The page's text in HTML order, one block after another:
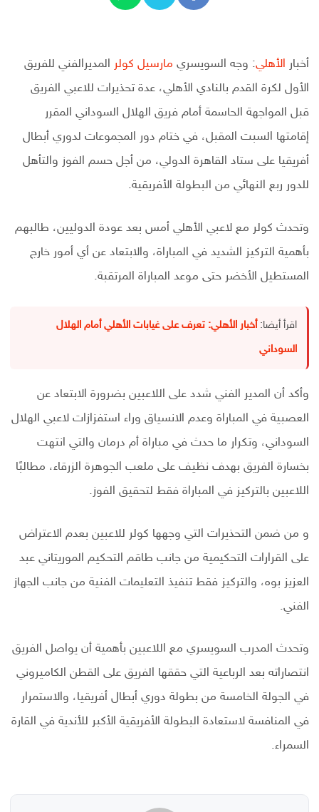
أخبار الأهلي: وجه السويسري مارسيل كولر المديرالفني للفريق
الأول لكرة القدم بالنادي الأهلي، عدة تحذيرات للاعبي الفريق
قبل المواجهة الحاسمة أمام فريق الهلال السوداني المقرر
إقامتها السبت المقبل، في ختام دور المجموعات لدوري أبطال
أفريقيا على ستاد القاهرة الدولي، من أجل حسم الفوز والتأهل
للدور ربع النهائي من البطولة الأفريقية.
وتحدث كولر مع لاعبي الأهلي أمس بعد عودة الدوليين، طالبهم
بأهمية التركيز الشديد في المباراة، والابتعاد عن أي أمور خارج
المستطيل الأخضر حتى موعد المباراة المرتقبة.
اقرأ أيضا: أخبار الأهلي: تعرف على غيابات الأهلي أمام الهلال
السوداني
وأكد أن المدير الفني شدد على اللاعبين بضرورة الابتعاد عن
العصبية في المباراة وعدم الانسياق وراء استفزازات لاعبي الهلال
السوداني، وتكرار ما حدث في مباراة أم درمان والتي انتهت
بخسارة الفريق بهدف نظيف على ملعب الجوهرة الزرقاء، مطالبًا
اللاعبين بالتركيز في المباراة فقط لتحقيق الفوز.
و من ضمن التحذيرات التي وجهها كولر للاعبين بعدم الاعتراض
على القرارات التحكيمية من جانب طاقم التحكيم الموريتاني عبد
العزيز بوه، والتركيز فقط تنفيذ التعليمات الفنية من جانب الجهاز
الفني.
وتحدث المدرب السويسري مع اللاعبين بأهمية أن يواصل الفريق
انتصاراته بعد الرباعية التي حققها الفريق على القطن الكاميروني
في الجولة الخامسة من بطولة دوري أبطال أفريقيا، والاستمرار
في المنافسة لاستعادة البطولة الأفريقية الأكبر للأندية في القارة
السمراء.